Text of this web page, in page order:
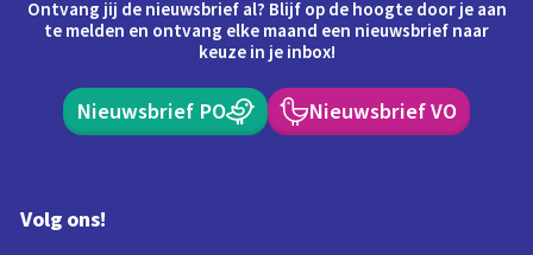
Ontvang jij de nieuwsbrief al? Blijf op de hoogte door je aan
te melden en ontvang elke maand een nieuwsbrief naar
keuze in je inbox!
Nieuwsbrief PO Nieuwsbrief VO
Volg ons!